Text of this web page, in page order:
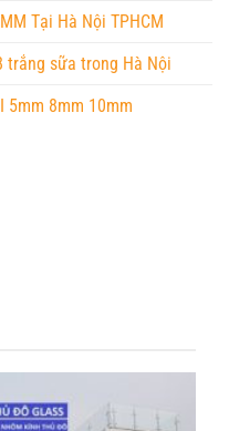
Tại Hà Nội TPHCM
trắng sữa trong Hà Nội
5mm 8mm 10mm